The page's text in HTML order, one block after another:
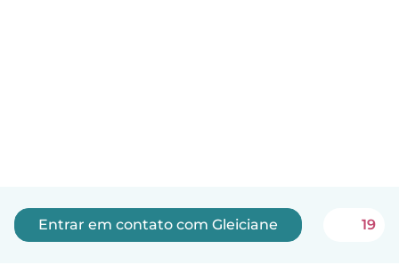
Entrar em contato com Gleiciane 19